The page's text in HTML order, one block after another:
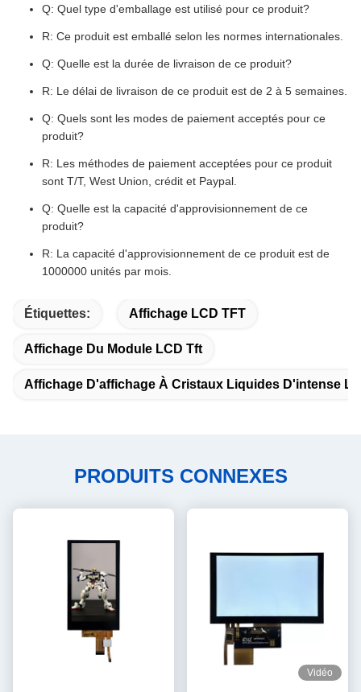
Q: Quel type d'emballage est utilisé pour ce produit?
R: Ce produit est emballé selon les normes internationales.
Q: Quelle est la durée de livraison de ce produit?
R: Le délai de livraison de ce produit est de 2 à 5 semaines.
Q: Quels sont les modes de paiement acceptés pour ce
produit?
R: Les méthodes de paiement acceptées pour ce produit
sont T/T, West Union, crédit et Paypal.
Q: Quelle est la capacité d'approvisionnement de ce
produit?
R: La capacité d'approvisionnement de ce produit est de
1000000 unités par mois.
Étiquettes: Affichage LCD TFT
Affichage Du Module LCD Tft
Affichage D'affichage À Cristaux Liquides D'intense
PRODUITS CONNEXES
Vidéo